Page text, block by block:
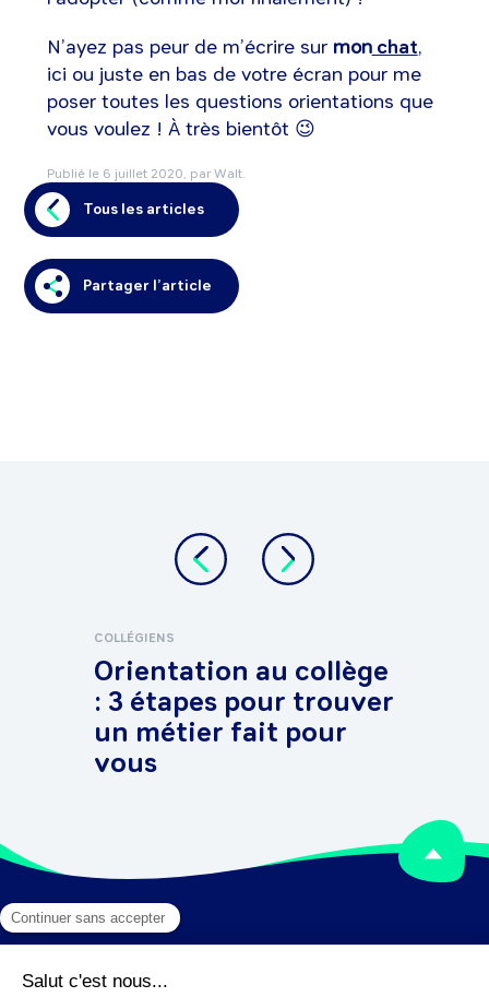
Tous les articles
Partager l’article
N’ayez pas peur de m’écrire sur monchat,
ici ou juste en bas de votre écran pour me
poser toutes les questions orientations que
vous voulez ! À très bientôt 😉
Publié le 6 juillet 2020, par Walt.
COLLÉGIENS
Orientation au collège
: 3 étapes pour trouver
un métier fait pour
vous